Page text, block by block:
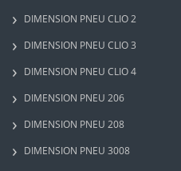
DIMENSION PNEU CLIO 2
DIMENSION PNEU CLIO 3
DIMENSION PNEU CLIO 4
DIMENSION PNEU 206
DIMENSION PNEU 208
DIMENSION PNEU 3008